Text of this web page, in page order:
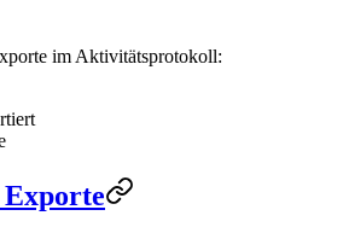
im Aktivitätsprotokoll: